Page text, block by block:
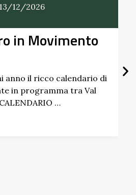
13/12/2026
in Movimento
anno il ricco calendario di
in programma tra Val
…